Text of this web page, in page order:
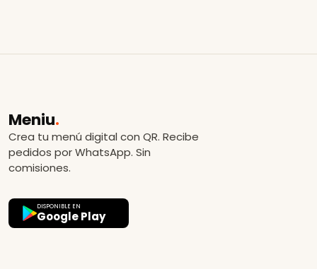
Meniu.
Crea tu menú digital con QR. Recibe
pedidos por WhatsApp. Sin
comisiones.
DISPONIBLE EN
Google Play